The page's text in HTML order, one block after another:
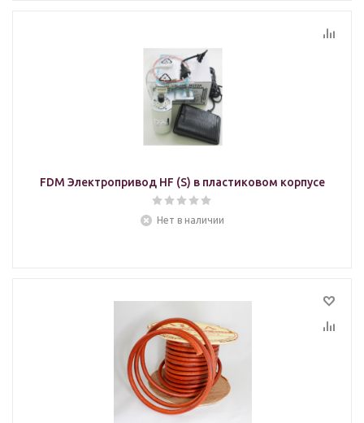
FDM Электропривод HF (S) в пластиковом корпусе
Нет в наличии